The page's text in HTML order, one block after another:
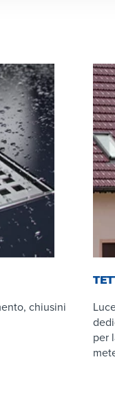
chiusini
per